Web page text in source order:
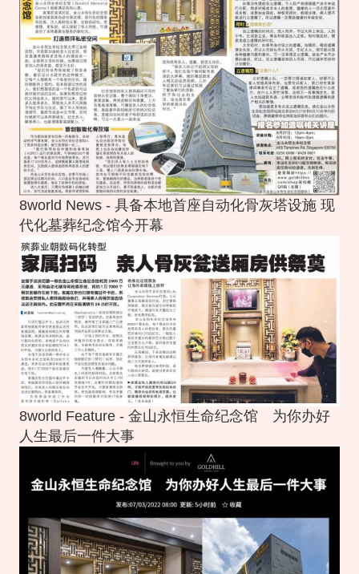
8world News - 具备本地首座自动化骨灰塔设施 现
代化墓葬纪念馆今开幕
8world Feature - 金山永恒生命纪念馆 为你办好
人生最后一件大事